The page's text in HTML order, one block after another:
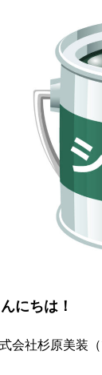
にちは！
会社杉原美装